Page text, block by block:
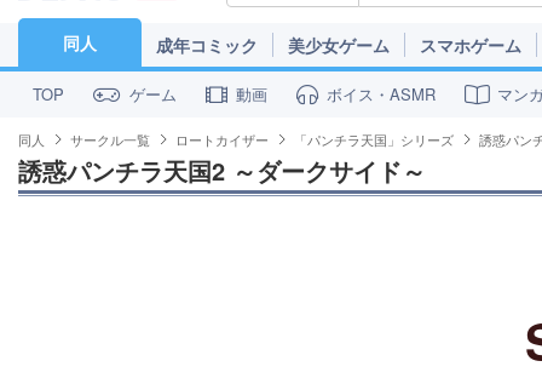
同人 成年コミック 美少女ゲーム スマホゲーム
TOP ゲーム 動画 ボイス・ASMR マン
同人 サークル一覧 ロートカイザー 「パンチラ天国」シリーズ 誘惑パン
誘惑パンチラ天国2 ～ダークサイド～